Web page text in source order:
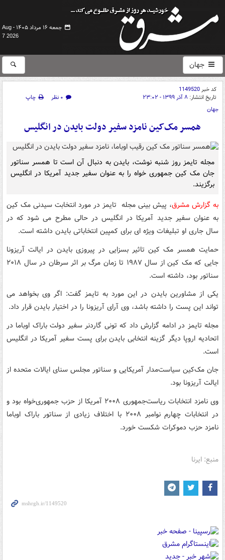
جمعه ۱۶ مرداد ۱۴۰۵ -
Aug
7 2026
جهان
کد خبر1149520
تاریخ انتشار: ۸ آذر ۱۳۹۹ - ۲۳:۰۲ ۰ نظر
چاپ
جهان
همسر مک‌کین نامزد سفیر دولت بایدن در انگلیس
مجله تایمز روز شنبه نوشت، بایدن به دنبال آن است تا همسر سناتور
جان مک کین جمهوری خواه را به عنوان سفیر جدید آمریکا در انگلیس
برگزیند.
به گزارش مشرق، پیش بینی مجله تایمز در مورد انتخابت سیدنی مک کین
به عنوان سفیر جدید آمریکا در انگلیس در حالی مطرح می شود که در
سال جاری او تبلیغات ویژه ای برای کمپین انتخاباتی بایدن داشته است.
حمایت همسر مک کین تاثیر بسزایی در پیروزی بایدن در ایالت آریزونا
جایی که مک کین از سال ۱۹۸۷ تا زمان مرگ بر اثر سرطان در سال ۲۰۱۸
سناتور بود، داشته است.
یکی از مشاورین بایدن در این مورد به تایمز گفت: اگر وی بخواهد می
تواند این پست را داشته باشد، وی آرای آریزونا را در اختیار بایدن قرار داد.
مجله تایمز در ادامه گزارش داد که تونی گاردنر سفیر دولت باراک اوباما در
اتحادیه اروپا دیگر گزینه انتخابی بایدن برای پست سفیر آمریکا در انگلیس
است.
جان مک‌کین سیاست‌مدار آمریکایی و سناتور مجلس سنای ایالات متحده از
ایالت آریزونا بود.
وی نامزد انتخابات ریاست‌جمهوری ۲۰۰۸ آمریکا از حزب جمهوری‌خواه بود و
در انتخابات چهارم نوامبر ۲۰۰۸ با اختلاف زیادی از سناتور باراک اوباما
نامزد حزب دموکرات شکست خورد.
منبع: ایرنا